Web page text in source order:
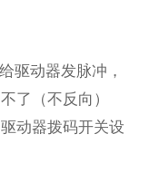
驱动器发脉冲，
了（不反向）
动器拨码开关设